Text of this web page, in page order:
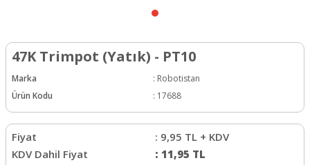
47K Trimpot (Yatık) - PT10
Marka : Robotistan
Ürün Kodu
: 17688
Fiyat : 9,95 TL + KDV
KDV Dahil Fiyat
: 11,95 TL